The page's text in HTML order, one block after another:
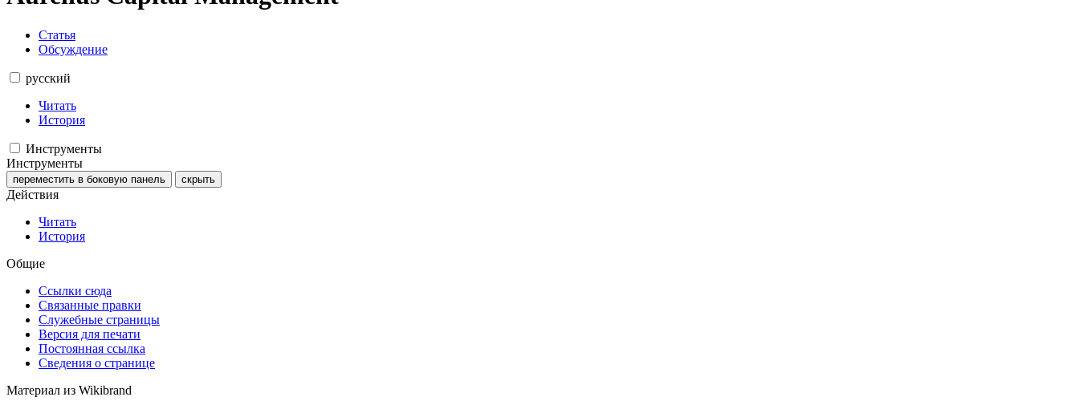
Статья
Обсуждение
русский
Читать
История
Инструменты
Инструменты
переместить в боковую панель скрыть
Действия
Читать
История
Общие
Ссылки сюда
Связанные правки
Служебные страницы
Версия для печати
Постоянная ссылка
Сведения о странице
Материал из Wikibrand